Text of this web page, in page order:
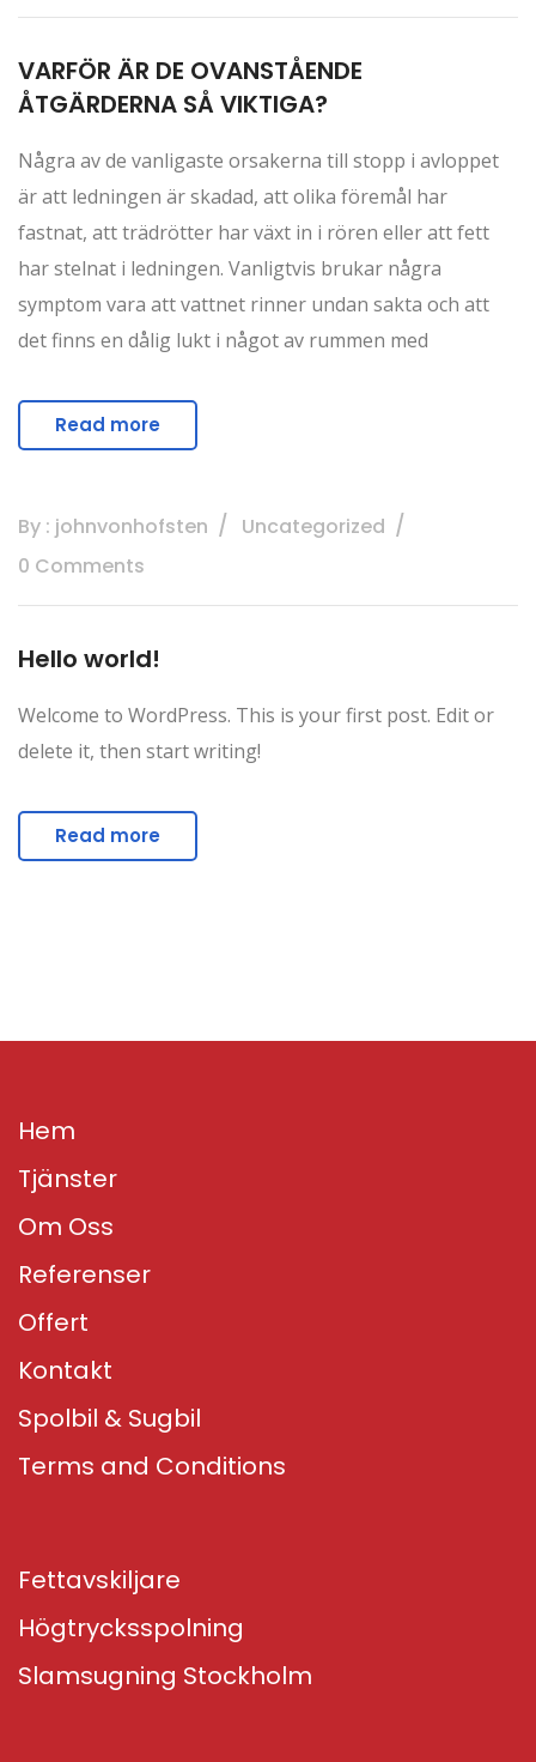
VARFÖR ÄR DE OVANSTÅENDE
ÅTGÄRDERNA SÅ VIKTIGA?
Några av de vanligaste orsakerna till stopp i avloppet
är att ledningen är skadad, att olika föremål har
fastnat, att trädrötter har växt in i rören eller att fett
har stelnat i ledningen. Vanligtvis brukar några
symptom vara att vattnet rinner undan sakta och att
det finns en dålig lukt i något av rummen med
Read more
By : johnvonhofsten
Uncategorized
0 Comments
Hello world!
Welcome to WordPress. This is your first post. Edit or
delete it, then start writing!
Read more
Hem
Tjänster
Om Oss
Referenser
Offert
Kontakt
Spolbil & Sugbil
Terms and Conditions
Fettavskiljare
Högtrycksspolning
Slamsugning Stockholm